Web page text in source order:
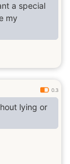
a special
my
0.3
lying or